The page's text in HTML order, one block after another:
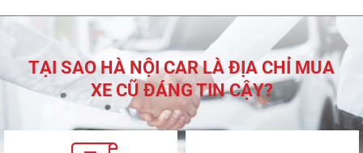
2 tỷ 590 triệu
74000km
TẠI SAO HÀ NỘI CAR LÀ ĐỊA CHỈ MUA
XE CŨ ĐÁNG TIN CẬY?